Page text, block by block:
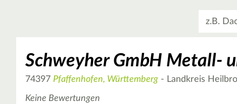
Schweyher GmbH Metall-
74397 Pfaffenhofen, Württemberg - Landkreis
Keine Bewertungen